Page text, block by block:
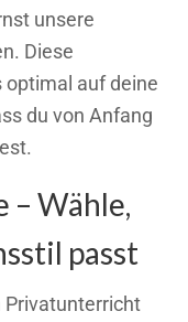
unsere
Diese
optimal auf deine
du von Anfang
– Wähle,
passt
Privatunterricht